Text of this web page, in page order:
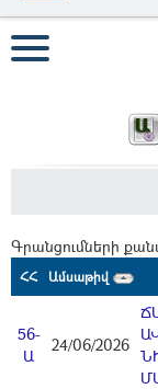
Գրանցումների
ՀՀ Ամսաթիվ
56-
Ա
24/06/2026